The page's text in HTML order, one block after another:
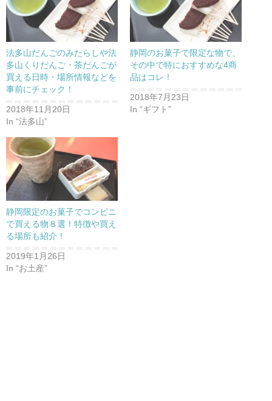
法多山だんごのみたらしや法
多山くりだんご・茶だんごが
買える日時・場所情報などを
事前にチェック！
2018年11月20日
In “法多山”
静岡のお菓子で限定な物で、
その中で特におすすめな4商
品はコレ！
2018年7月23日
In “ギフト”
静岡限定のお菓子でコンビニ
で買える物８選！特徴や買え
る場所も紹介！
2019年1月26日
In “お土産”